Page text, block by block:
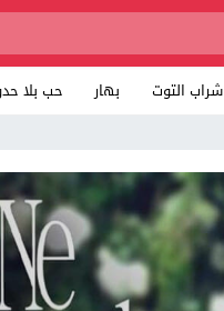
شراب التوت بهار حب بلا